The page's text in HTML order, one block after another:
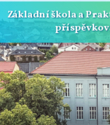
Základní škola a